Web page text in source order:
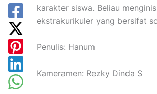
karakter siswa. Beliau
ekstrakurikuler yang bersifat
Penulis: Hanum
Kameramen: Rezky Dinda S